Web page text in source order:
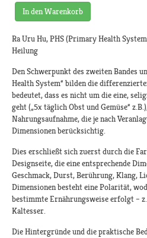
In den Warenkorb
Ra Uru Hu, PHS (Primary Health
Heilung
Den Schwerpunkt des zweiten Bandes
Health System“ bilden die
bedeutet, dass es nicht um die eine,
geht („5x täglich Obst und Gemüse“
Nahrungsaufnahme, die je nach
Dimensionen berücksichtig.
Dies erschließt sich zuerst durch die
Designseite, die eine entsprechende
Geschmack, Durst, Berührung, Klang,
Dimensionen besteht eine Polarität,
bestimmte Ernährungsweise erfolgt –
Kaltesser.
Die Hintergründe und die praktische